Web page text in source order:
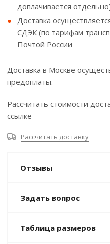
доплачивается
Доставка
СДЭК (по тарифам
Почтой России
Доставка в Москве
предоплаты.
Рассчитать стоимости
ссылке
Рассчитать доставку
Отзывы
Задать вопрос
Таблица размеров